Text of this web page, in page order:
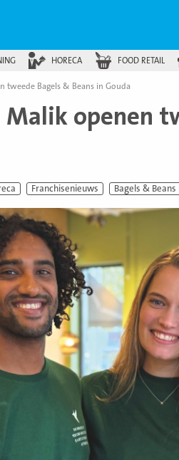
HORECA FOOD RETAIL
tweede Bagels & Beans in Gouda
Malik openen
Franchisenieuws Bagels & Beans